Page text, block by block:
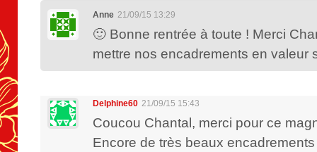
Anne 21/09/15 13:29
🙂 Bonne rentrée à toute ! Merci
mettre nos encadrements en valeur
Delphine60 21/09/15 15:43
Coucou Chantal, merci pour ce
Encore de très beaux